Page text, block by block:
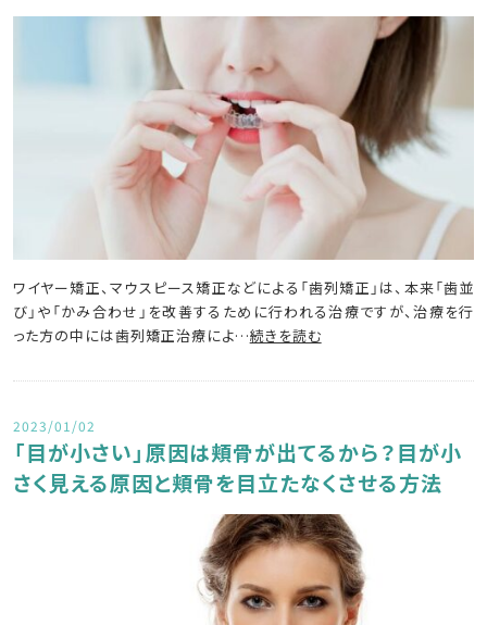
ワイヤー矯正、マウスピース矯正などによる「歯列矯正」は、本来「歯並
び」や「かみ合わせ」を改善するために行われる治療ですが、治療を行
った方の中には歯列矯正治療によ…続きを読む
2023/01/02
「目が小さい」原因は頬骨が出てるから？目が小
さく見える原因と頬骨を目立たなくさせる方法